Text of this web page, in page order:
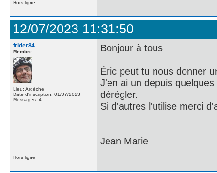
Hors ligne
12/07/2023 11:31:50
frider84
Membre
Lieu: Ardèche
Date d'inscription: 01/07/2023
Messages: 4
Bonjour à tous
Éric peut tu nous donner
J'en ai un depuis
dérégler.
Si d'autres l'utilise merci
Jean Marie
Hors ligne